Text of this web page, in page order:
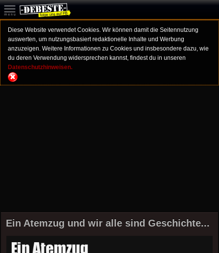
Diese Website verwendet Cookies. Wir können damit die Seitennutzung
auswerten, um nutzungsbasiert redaktionelle Inhalte und Werbung
anzuzeigen. Weitere Informationen zu Cookies und insbesondere dazu, wie
du deren Verwendung widersprechen kannst, findest du in unseren
Datenschutzhinweisen.
Ein Atemzug und wir alle sind Geschichte...